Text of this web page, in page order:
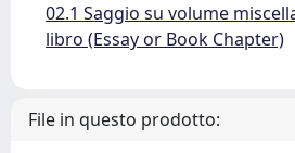
02.1 Saggio su volume
libro (Essay or Book Chapter)
File in questo prodotto: